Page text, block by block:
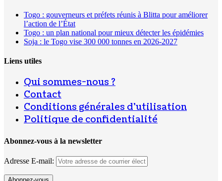
Togo : gouverneurs et préfets réunis à Blitta pour améliorer
l’action de l’État
Togo : un plan national pour mieux détecter les épidémies
Soja : le Togo vise 300 000 tonnes en 2026-2027
Liens utiles
Qui sommes-nous ?
Contact
Conditions générales d’utilisation
Politique de confidentialité
Abonnez-vous à la newsletter
Adresse E-mail: